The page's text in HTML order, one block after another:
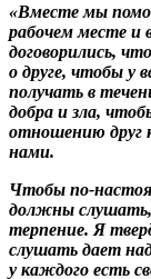
«Вместе мы
рабочем месте и
договорились,
о друге, чтобы у
получать в
добра и зла,
отношению друг
нами.
Чтобы по-
должны слушать,
терпение. Я
слушать дает
у каждого есть